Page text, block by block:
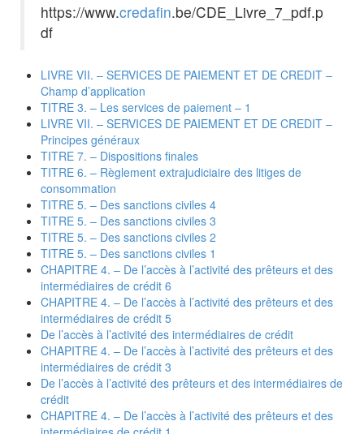
https://www.credafin.be/CDE_Livre_7_pdf.p
df
LIVRE VII. – SERVICES DE PAIEMENT ET DE CREDIT –
Champ d’application
TITRE 3. – Les services de paiement – 1
LIVRE VII. – SERVICES DE PAIEMENT ET DE CREDIT –
Principes généraux
TITRE 7. – Dispositions finales
TITRE 6. – Règlement extrajudiciaire des litiges de
consommation
TITRE 5. – Des sanctions civiles 4
TITRE 5. – Des sanctions civiles 3
TITRE 5. – Des sanctions civiles 2
TITRE 5. – Des sanctions civiles 1
CHAPITRE 4. – De l’accès à l’activité des prêteurs et des
intermédiaires de crédit 6
CHAPITRE 4. – De l’accès à l’activité des prêteurs et des
intermédiaires de crédit 5
De l’accès à l’activité des intermédiaires de crédit
CHAPITRE 4. – De l’accès à l’activité des prêteurs et des
intermédiaires de crédit 3
De l’accès à l’activité des prêteurs et des intermédiaires de
crédit
CHAPITRE 4. – De l’accès à l’activité des prêteurs et des